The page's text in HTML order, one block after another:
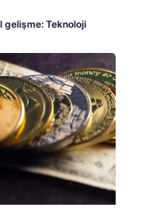
gelişme: Teknoloji